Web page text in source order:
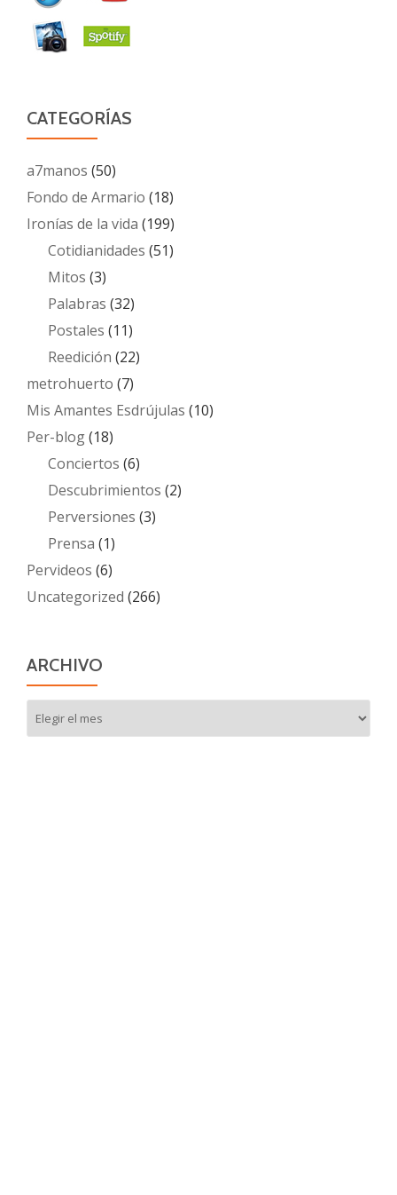
CATEGORÍAS
a7manos (50)
Fondo de Armario (18)
Ironías de la vida (199)
Cotidianidades (51)
Mitos (3)
Palabras (32)
Postales (11)
Reedición (22)
metrohuerto (7)
Mis Amantes Esdrújulas (10)
Per-blog(18)
Conciertos (6)
Descubrimientos (2)
Perversiones (3)
Prensa (1)
Pervideos (6)
Uncategorized (266)
ARCHIVO